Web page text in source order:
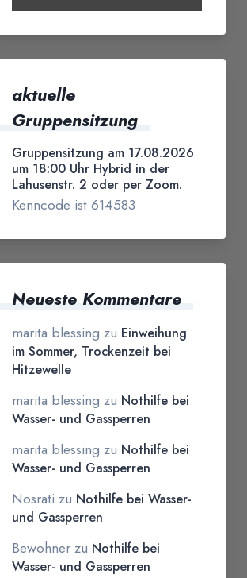
aktuelle
Gruppensitzung
Gruppensitzung am 17.08.2026
um 18:00 Uhr Hybrid in der
Lahusenstr. 2 oder per Zoom.
Kenncode ist 614583
Neueste Kommentare
marita blessing zu Einweihung
im Sommer, Trockenzeit bei
Hitzewelle
marita blessing zu Nothilfe bei
Wasser- und Gassperren
marita blessing zu Nothilfe bei
Wasser- und Gassperren
Nosrati zu Nothilfe bei Wasser-
und Gassperren
Bewohnerzu Nothilfe bei
Wasser- und Gassperren